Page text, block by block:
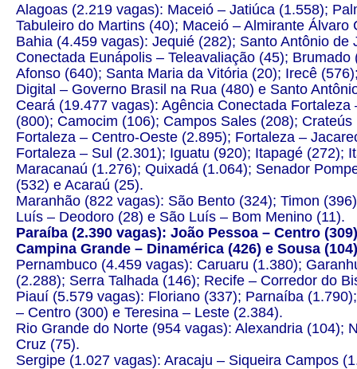
Alagoas (2.219 vagas): Maceió – Jatiúca (1.558);
Tabuleiro do Martins (40); Maceió – Almirante
Bahia (4.459 vagas): Jequié (282); Santo Antônio
Conectada Eunápolis – Teleavaliação (45);
Afonso (640); Santa Maria da Vitória (20); Irecê
Digital – Governo Brasil na Rua (480) e Santo
Ceará (19.477 vagas): Agência Conectada
(800); Camocim (106); Campos Sales (208);
Fortaleza – Centro-Oeste (2.895); Fortaleza –
Fortaleza – Sul (2.301); Iguatu (920); Itapagé (272);
Maracanaú (1.276); Quixadá (1.064); Senador
(532) e Acaraú (25).
Maranhão (822 vagas): São Bento (324); Timon
Luís – Deodoro (28) e São Luís – Bom Menino (11).
Paraíba (2.390 vagas): João Pessoa – Centro
Campina Grande – Dinamérica (426) e Sousa
Pernambuco (4.459 vagas): Caruaru (1.380);
(2.288); Serra Talhada (146); Recife – Corredor do
Piauí (5.579 vagas): Floriano (337); Parnaíba
– Centro (300) e Teresina – Leste (2.384).
Rio Grande do Norte (954 vagas): Alexandria (104);
Cruz (75).
Sergipe (1.027 vagas): Aracaju – Siqueira Campos